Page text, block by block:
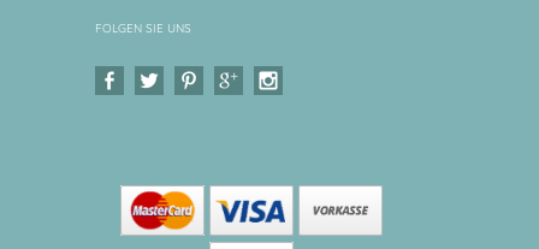
FOLGEN SIE UNS